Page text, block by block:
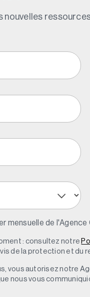
nouvelles
mensuelle de l'Agence
: consultez notre
de la protection et du
vous autorisez notre
nous vous